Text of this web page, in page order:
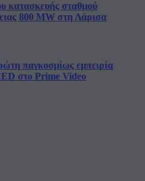
κατασκευής σταθμού
800 ΜW στη Λάρισα
παγκοσμίως εμπειρία
στο Prime Video